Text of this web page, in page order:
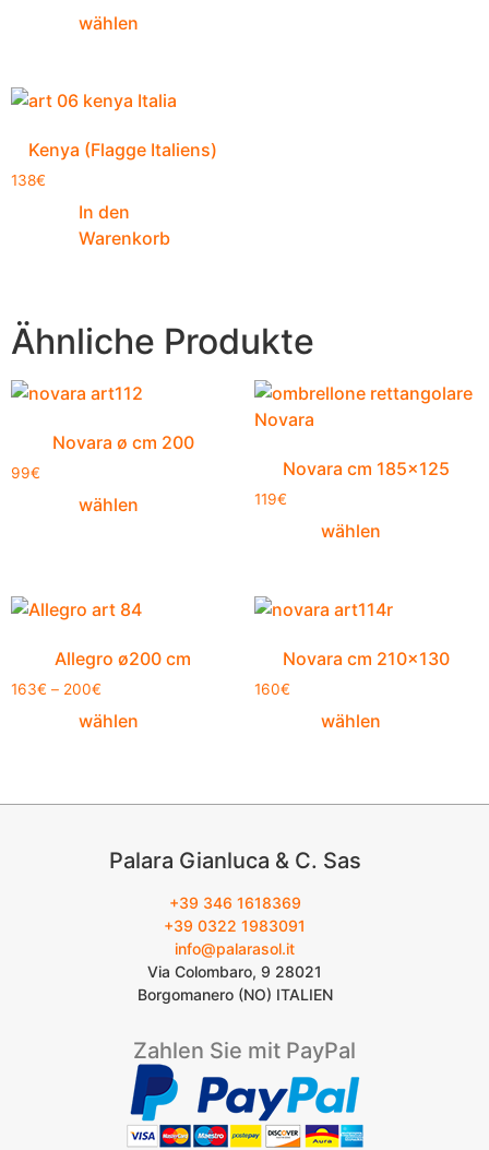
wählen
Kenya (Flagge Italiens)
138€
In den
Warenkorb
Ähnliche Produkte
Novara ø cm 200
99€
wählen
Novara cm 185×125
119€
wählen
Allegro ø200 cm
163€ – 200€
wählen
Novara cm 210×130
160€
wählen
Palara Gianluca & C. Sas
+39 346 1618369
+39 0322 1983091
info@palarasol.it
Via Colombaro, 9 28021
Borgomanero (NO) ITALIEN
Zahlen Sie mit PayPal